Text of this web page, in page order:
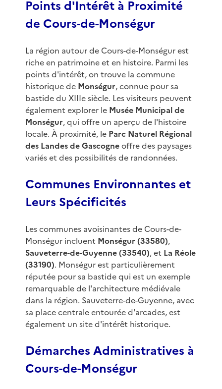
Points d'Intérêt à Proximité
de Cours-de-Monségur
La région autour de Cours-de-Monségur est
riche en patrimoine et en histoire. Parmi les
points d'intérêt, on trouve la commune
historique de Monségur, connue pour sa
bastide du XIIIe siècle. Les visiteurs peuvent
également explorer le Musée Municipal de
Monségur, qui offre un aperçu de l'histoire
locale. À proximité, le Parc Naturel Régional
des Landes de Gascogneoffre des paysages
variés et des possibilités de randonnées.
Communes Environnantes et
Leurs Spécificités
Les communes avoisinantes de Cours-de-
Monségur incluent Monségur (33580),
Sauveterre-de-Guyenne (33540), et La Réole
(33190). Monségur est particulièrement
réputée pour sa bastide qui est un exemple
remarquable de l'architecture médiévale
dans la région. Sauveterre-de-Guyenne, avec
sa place centrale entourée d'arcades, est
également un site d'intérêt historique.
Démarches Administratives à
Cours-de-Monségur